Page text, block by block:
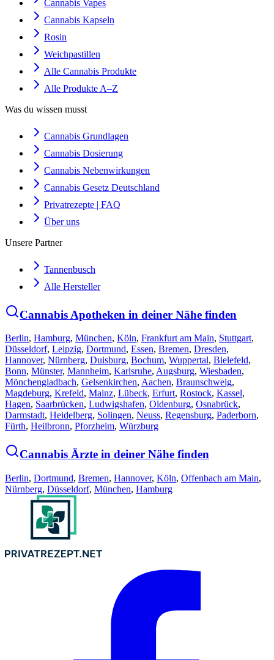
Cannabis Vapes
Cannabis Kapseln
Rosin
Weichpastillen
Alle Cannabis Produkte
Alle Produkte A–Z
Was du wissen musst
Cannabis Grundlagen
Cannabis Dosierung
Cannabis Nebenwirkungen
Cannabis Gesetz Deutschland
Privatrezepte | FAQ
Über uns
Unsere Partner
Tannenbusch
Alle Hersteller
Cannabis Apotheken in deiner Nähe finden
Berlin, Hamburg, München, Köln, Frankfurt am Main, Stuttgart,
Düsseldorf, Leipzig, Dortmund, Essen, Bremen, Dresden,
Hannover, Nürnberg, Duisburg, Bochum, Wuppertal, Bielefeld,
Bonn, Münster, Mannheim, Karlsruhe, Augsburg, Wiesbaden,
Mönchengladbach, Gelsenkirchen, Aachen, Braunschweig,
Magdeburg, Krefeld, Mainz, Lübeck, Erfurt, Rostock, Kassel,
Hagen, Saarbrücken, Ludwigshafen, Oldenburg, Osnabrück,
Darmstadt, Heidelberg, Solingen, Neuss, Regensburg, Paderborn,
Fürth, Heilbronn, Pforzheim, Würzburg
Cannabis Ärzte in deiner Nähe finden
Berlin, Dortmund, Bremen, Hannover, Köln, Offenbach am Main,
Nürnberg, Düsseldorf, München, Hamburg